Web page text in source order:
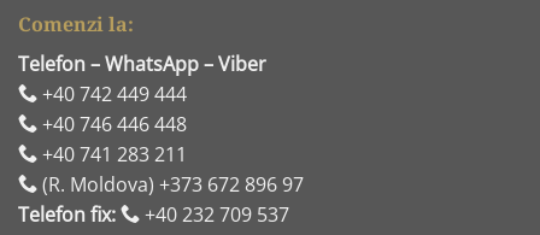
Comenzi la:
Telefon – WhatsApp – Viber
+40 742 449 444
+40 746 446 448
+40 741 283 211
(R. Moldova) +373 672 896 97
Telefon fix:
+40 232 709 537